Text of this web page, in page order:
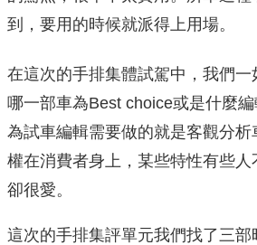
到，要用的時候就派得上用場。
在這次的手排集體試駕中，我們一
哪一部車為Best choice或是什麼
為試車編輯需要做的就是客觀分
權在消費者身上，某些特性有些人
卻很愛。
這次的手排集評單元我們找了三